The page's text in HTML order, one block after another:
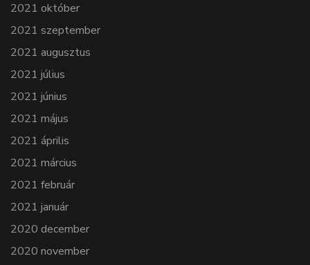
2021 október
2021 szeptember
2021 augusztus
2021 július
2021 június
2021 május
2021 április
2021 március
2021 február
2021 január
2020 december
2020 november